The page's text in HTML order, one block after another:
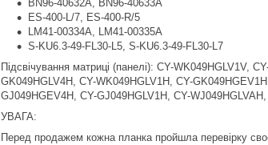
BN96-40632A, BN96-40633A
ES-400-L/7, ES-400-R/5
LM41-00334A, LM41-00335A
S-KU6.3-49-FL30-L5, S-KU6.3-49-FL30-L7
Підсвічування матриці (панелі): CY-WK049HGLV1V,
GK049HGLV4H, CY-WK049HGLV1H, CY-
GJ049HGEV4H, CY-GJ049HGLV1H, CY-
УВАГА:
Перед продажем кожна планка пройшла перевірку